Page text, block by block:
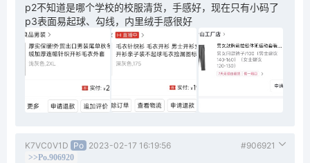
p2不知道是哪个学校的校服清货，手感好，现在只有小码了
p3表面易起球、勾线，内里绒手感很好
K7VC0V1D Po 2023-02-17 16:19:56 #906921
>>Po.906920